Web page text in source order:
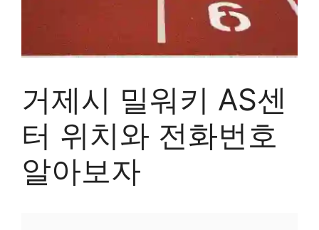
거제시 밀워키 AS센
터 위치와 전화번호
알아보자